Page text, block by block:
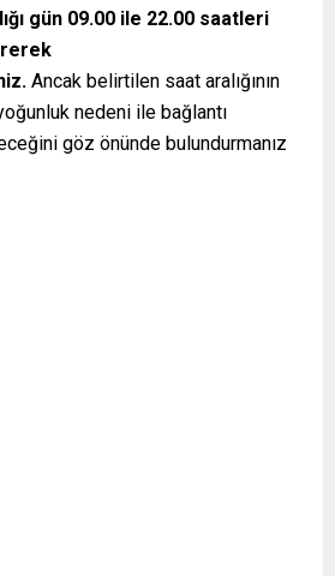
gün 09.00 ile 22.00 saatleri
Ancak belirtilen saat aralığının
nedeni ile bağlantı
göz önünde bulundurmanız